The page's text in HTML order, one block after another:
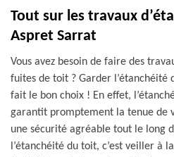
Tout sur les travaux
Aspret Sarrat
Vous avez besoin de faire des
fuites de toit ? Garder l’étanchéité
fait le bon choix ! En effet,
garantit promptement la tenue de
une sécurité agréable tout le long
l’étanchéité du toit, c’est veiller à